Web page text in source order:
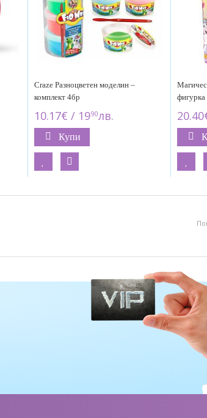
Craze Разноцветен моделин –
комплект 4бр
10.17€ / 1990лв.
Купи
фигурка